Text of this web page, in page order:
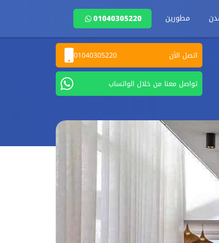
مطورين 01040305220
اتصل الأن 01040305220
تواصل معنا من خلال الواتساب